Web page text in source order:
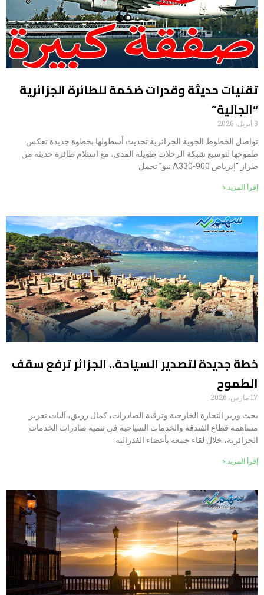
تقنيات حديثة وقدرات ضخمة للطائرة الجزائرية
“الجالية”
3 أبريل، 2026
تواصل الخطوط الجوية الجزائرية تحديث أسطولها بخطوة جديدة تعكس
طموحها لتوسيع شبكة الرحلات طويلة المدى، مع استلام طائرة حديثة من
طراز “إيرباص A330-900 نيو” تحمل
إقرأ المزيد »
خطة جديدة لتصدير السياحة.. الجزائر ترفع سقف
الطموح
17 مارس، 2026
بحث وزير التجارة الخارجية وترقية الصادرات، كمال رزيق، آليات تعزيز
مساهمة قطاع الفندقة والخدمات السياحية في تنمية صادرات الخدمات
الجزائرية، خلال لقاء جمعه بأعضاء الفدرالية
إقرأ المزيد »